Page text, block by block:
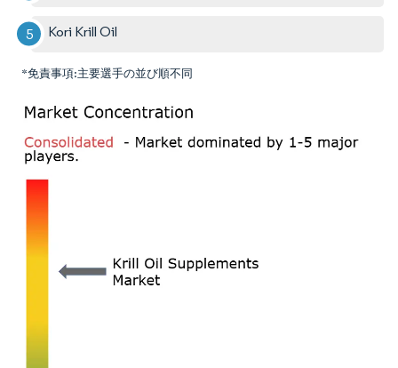
Kori Krill Oil
*免責事項:主要選手の並び順不同